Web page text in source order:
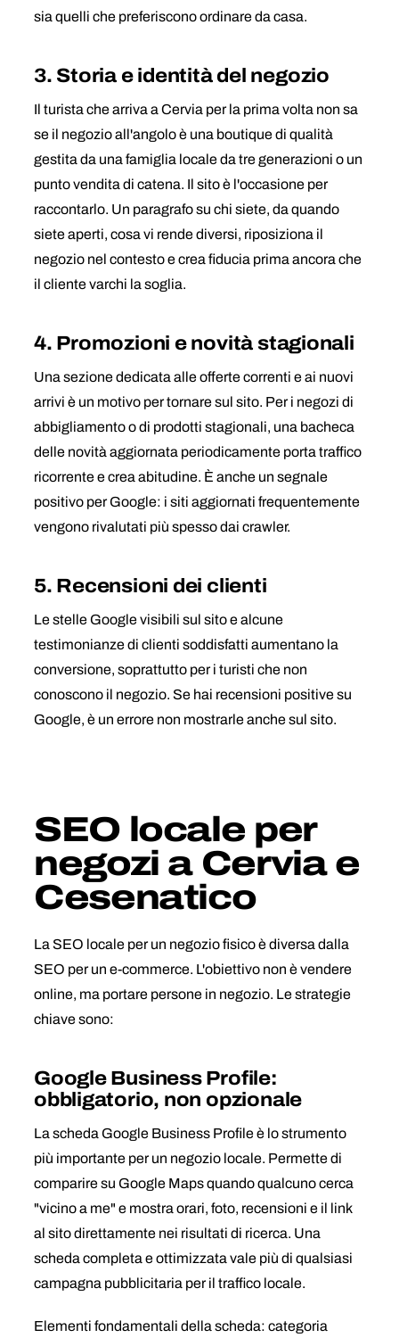
sia quelli che preferiscono ordinare da casa.
3. Storia e identità del negozio
Il turista che arriva a Cervia per la prima volta non sa
se il negozio all'angolo è una boutique di qualità
gestita da una famiglia locale da tre generazioni o un
punto vendita di catena. Il sito è l'occasione per
raccontarlo. Un paragrafo su chi siete, da quando
siete aperti, cosa vi rende diversi, riposiziona il
negozio nel contesto e crea fiducia prima ancora che
il cliente varchi la soglia.
4. Promozioni e novità stagionali
Una sezione dedicata alle offerte correnti e ai nuovi
arrivi è un motivo per tornare sul sito. Per i negozi di
abbigliamento o di prodotti stagionali, una bacheca
delle novità aggiornata periodicamente porta traffico
ricorrente e crea abitudine. È anche un segnale
positivo per Google: i siti aggiornati frequentemente
vengono rivalutati più spesso dai crawler.
5. Recensioni dei clienti
Le stelle Google visibili sul sito e alcune
testimonianze di clienti soddisfatti aumentano la
conversione, soprattutto per i turisti che non
conoscono il negozio. Se hai recensioni positive su
Google, è un errore non mostrarle anche sul sito.
SEO locale per
negozi a Cervia e
Cesenatico
La SEO locale per un negozio fisico è diversa dalla
SEO per un e-commerce. L'obiettivo non è vendere
online, ma portare persone in negozio. Le strategie
chiave sono:
Google Business Profile:
obbligatorio, non opzionale
La scheda Google Business Profile è lo strumento
più importante per un negozio locale. Permette di
comparire su Google Maps quando qualcuno cerca
"vicino a me" e mostra orari, foto, recensioni e il link
al sito direttamente nei risultati di ricerca. Una
scheda completa e ottimizzata vale più di qualsiasi
campagna pubblicitaria per il traffico locale.
Elementi fondamentali della scheda: categoria